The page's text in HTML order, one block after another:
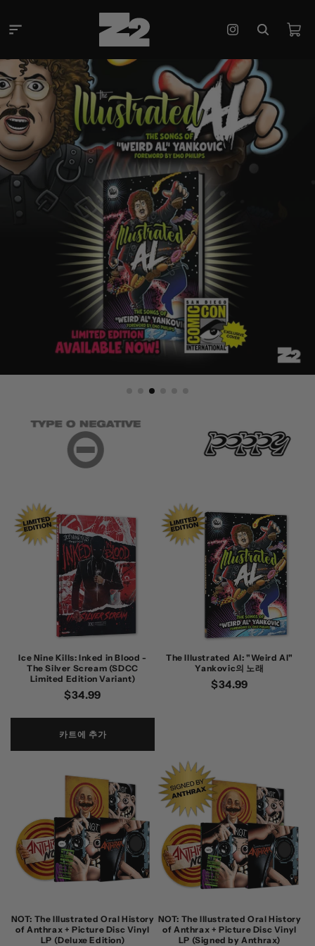
뛰기
Instagram
카
트
Ice Nine Kills: Inked in Blood -
The Silver Scream (SDCC
Limited Edition Variant)
정
$34.99
카트에 추가
The Illustrated Al: "Weird Al"
Yankovic의 노래
정
$34.99
NOT: The Illustrated Oral History
of Anthrax + Picture Disc Vinyl
LP (Deluxe Edition)
NOT: The Illustrated Oral History
of Anthrax + Picture Disc Vinyl
LP (Signed by Anthrax)